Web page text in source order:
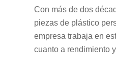
Con más de dos
piezas de plástico
empresa trabaja en
cuanto a rendimiento